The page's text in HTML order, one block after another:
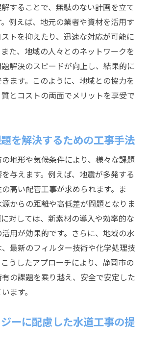
することで、無駄のない計画を立て
例えば、地元の業者や資材を活用す
トを抑えたり、迅速な対応が可能に
た、地域の人々とのネットワークを
解決のスピードが向上し、結果的に
ます。このように、地域との協力を
とコストの両面でメリットを享受で
を解決するための工事手法
地形や気候条件により、様々な課題
与えます。例えば、地震が多発する
高い配管工事が求められます。ま
からの距離や高低差が問題となりま
対しては、新素材の導入や効率的な
用が効果的です。さらに、地域の水
最新のフィルター技術や化学処理技
うしたアプローチにより、静岡市の
の課題を乗り越え、安全で安定した
ます。
ーに配慮した水道工事の提